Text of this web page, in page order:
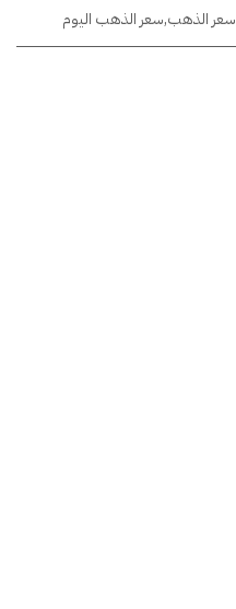
سعر الذهب,سعر الذهب اليوم